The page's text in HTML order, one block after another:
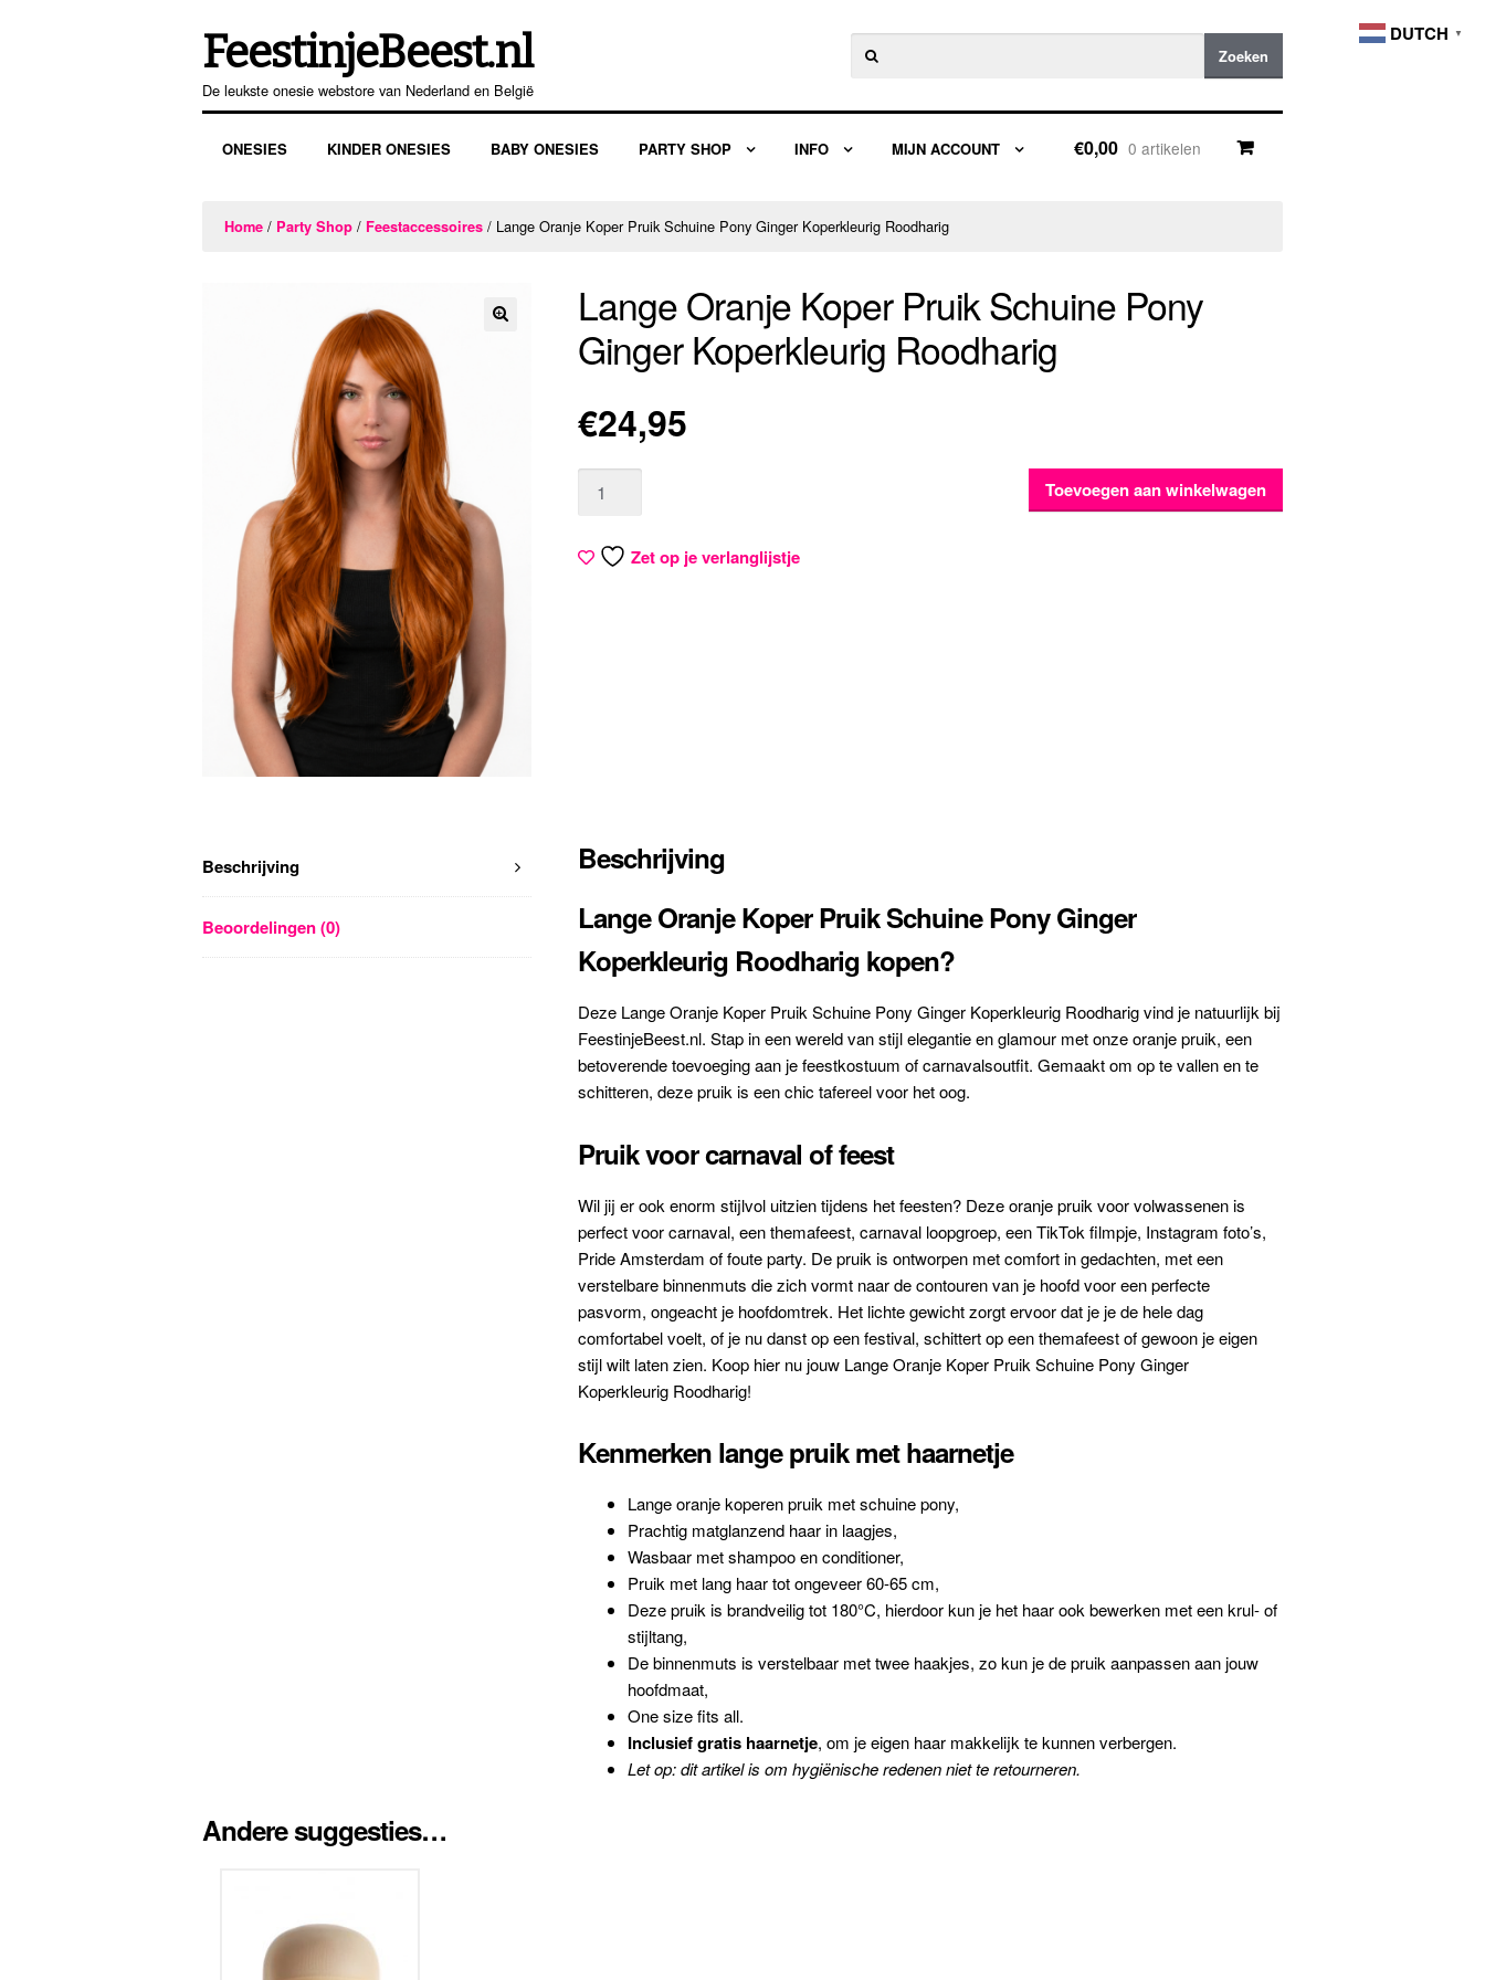
Ga
door
naar
Ga
direct
naar
inhoud
FeestinjeBeest.nl
De leukste onesie webstore van Nederland en België
naar:
Zoeken
ONESIES KINDER ONESIES BABY ONESIES PARTY SHOP INFO MIJN ACCOUNT €0,00 0 artikelen
Home / Party Shop / Feestaccessoires / Lange Oranje Koper Pruik Schuine Pony Ginger Koperkleurig Roodharig
Lange Oranje Koper Pruik Schuine Pony
Ginger Koperkleurig Roodharig
€24,95
Toevoegen aan winkelwagen
Zet op je verlanglijstje
Beschrijving
Beoordelingen (0)
Beschrijving
Lange Oranje Koper Pruik Schuine Pony Ginger
Koperkleurig Roodharig kopen?
Deze Lange Oranje Koper Pruik Schuine Pony Ginger Koperkleurig Roodharig vind je natuurlijk bij
FeestinjeBeest.nl. Stap in een wereld van stijl elegantie en glamour met onze oranje pruik, een
betoverende toevoeging aan je feestkostuum of carnavalsoutfit. Gemaakt om op te vallen en te
schitteren, deze pruik is een chic tafereel voor het oog.
Pruik voor carnaval of feest
Wil jij er ook enorm stijlvol uitzien tijdens het feesten? Deze oranje pruik voor volwassenen is
perfect voor carnaval, een themafeest, carnaval loopgroep, een TikTok filmpje, Instagram foto’s,
Pride Amsterdam of foute party. De pruik is ontworpen met comfort in gedachten, met een
verstelbare binnenmuts die zich vormt naar de contouren van je hoofd voor een perfecte
pasvorm, ongeacht je hoofdomtrek. Het lichte gewicht zorgt ervoor dat je je de hele dag
comfortabel voelt, of je nu danst op een festival, schittert op een themafeest of gewoon je eigen
stijl wilt laten zien. Koop hier nu jouw Lange Oranje Koper Pruik Schuine Pony Ginger
Koperkleurig Roodharig!
Kenmerken lange pruik met haarnetje
Lange oranje koperen pruik met schuine pony,
Prachtig matglanzend haar in laagjes,
Wasbaar met shampoo en conditioner,
Pruik met lang haar tot ongeveer 60-65 cm,
Deze pruik is brandveilig tot 180°C, hierdoor kun je het haar ook bewerken met een krul- of
stijltang,
De binnenmuts is verstelbaar met twee haakjes, zo kun je de pruik aanpassen aan jouw
hoofdmaat,
One size fits all.
Inclusief gratis haarnetje, om je eigen haar makkelijk te kunnen verbergen.
Let op: dit artikel is om hygiënische redenen niet te retourneren.
Andere suggesties…
DUTCH ▼